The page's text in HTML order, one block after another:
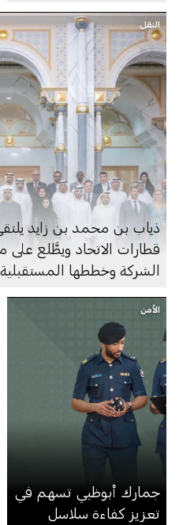
النقل
ذياب بن محمد بن زايد
قطارات الاتحاد ويطَّلع
الشركة وخططها المستقبلية
الأمن
جمارك أبوظبي تسهم في
تعزيز كفاءة سلاسل